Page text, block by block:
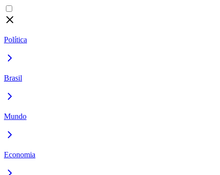
Política
Brasil
Mundo
Economia